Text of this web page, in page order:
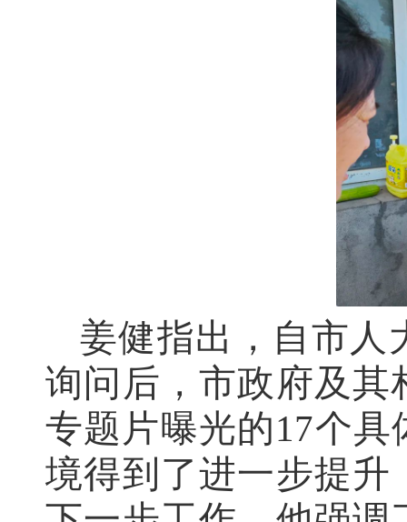
姜健指出，自市人
询问后，市政府及其
专题片曝光的17个
境得到了进一步提升